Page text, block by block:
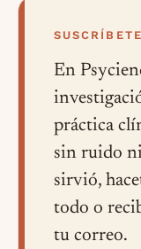
SUSCRÍBETE
En
práctica
sin ruido
sirvió,
todo o
tu correo.